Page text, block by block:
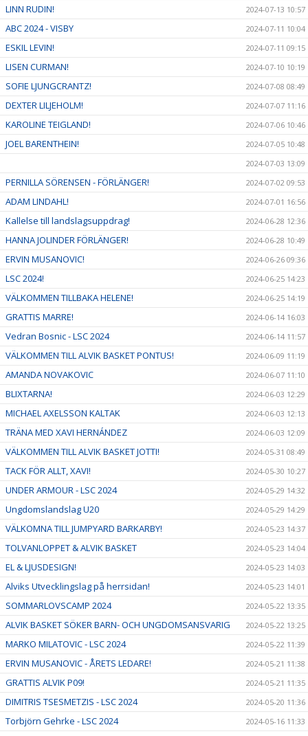
LINN RUDIN! 2024-07-13 10:57
ABC 2024 - VISBY 2024-07-11 10:04
ESKIL LEVIN! 2024-07-11 09:15
LISEN CURMAN! 2024-07-10 10:19
SOFIE LJUNGCRANTZ! 2024-07-08 08:49
DEXTER LILJEHOLM! 2024-07-07 11:16
KAROLINE TEIGLAND! 2024-07-06 10:46
JOEL BARENTHEIN!
2024-07-05 10:48
2024-07-03 13:09
PERNILLA SÖRENSEN - FÖRLÄNGER! 2024-07-02 09:53
ADAM LINDAHL! 2024-07-01 16:56
Kallelse till landslagsuppdrag! 2024-06-28 12:36
HANNA JOLINDER FÖRLÄNGER! 2024-06-28 10:49
ERVIN MUSANOVIC! 2024-06-26 09:36
LSC 2024! 2024-06-25 14:23
VÄLKOMMEN TILLBAKA HELENE! 2024-06-25 14:19
GRATTIS MARRE! 2024-06-14 16:03
Vedran Bosnic - LSC 2024 2024-06-14 11:57
VÄLKOMMEN TILL ALVIK BASKET PONTUS! 2024-06-09 11:19
AMANDA NOVAKOVIC 2024-06-07 11:10
BLIXTARNA! 2024-06-03 12:29
MICHAEL AXELSSON KALTAK 2024-06-03 12:13
TRÄNA MED XAVI HERNÁNDEZ 2024-06-03 12:09
VÄLKOMMEN TILL ALVIK BASKET JOTTI! 2024-05-31 08:49
TACK FÖR ALLT, XAVI! 2024-05-30 10:27
UNDER ARMOUR - LSC 2024 2024-05-29 14:32
Ungdomslandslag U20 2024-05-29 14:29
VÄLKOMNA TILL JUMPYARD BARKARBY! 2024-05-23 14:37
TOLVANLOPPET & ALVIK BASKET 2024-05-23 14:04
EL & LJUSDESIGN! 2024-05-23 14:03
Alviks Utvecklingslag på herrsidan! 2024-05-23 14:01
SOMMARLOVSCAMP 2024 2024-05-22 13:35
ALVIK BASKET SÖKER BARN- OCH UNGDOMSANSVARIG 2024-05-22 13:25
MARKO MILATOVIC - LSC 2024 2024-05-22 11:39
ERVIN MUSANOVIC - ÅRETS LEDARE! 2024-05-21 11:38
GRATTIS ALVIK P09! 2024-05-21 11:35
DIMITRIS TSESMETZIS - LSC 2024 2024-05-20 11:36
Torbjörn Gehrke - LSC 2024 2024-05-16 11:33